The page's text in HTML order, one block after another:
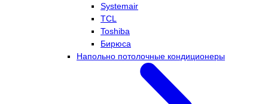
Systemair
TCL
Toshiba
Бирюса
Напольно потолочные кондиционеры